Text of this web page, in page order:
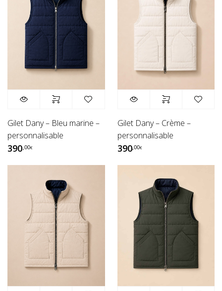
Gilet Dany – Bleu marine –
personnalisable
390 ,00€
Gilet Dany – Crème –
personnalisable
390 ,00€